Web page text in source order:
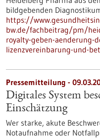
bildgebenden
https://
bw.de/fachbeitrag/pm/
royalty-geben-aenderung-
lizenzvereinbarung-und-
Pressemitteilung -
Digitales System
Einschätzung
Wer starke, akute
Notaufnahme oder